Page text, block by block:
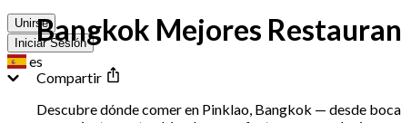
Unirse
Iniciar Sesión
es
Bangkok Mejores
Compartir
Descubre dónde comer en Pinklao, Bangkok — desde